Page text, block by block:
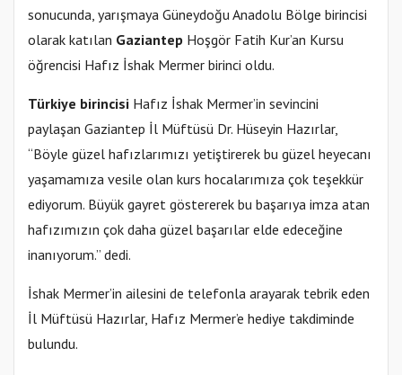
sonucunda, yarışmaya Güneydoğu Anadolu Bölge birincisi
olarak katılan Gaziantep Hoşgör Fatih Kur’an Kursu
öğrencisi Hafız İshak Mermer birinci oldu.
Türkiye birincisi Hafız İshak Mermer’in sevincini
paylaşan Gaziantep İl Müftüsü Dr. Hüseyin Hazırlar,
“Böyle güzel hafızlarımızı yetiştirerek bu güzel heyecanı
yaşamamıza vesile olan kurs hocalarımıza çok teşekkür
ediyorum. Büyük gayret göstererek bu başarıya imza atan
hafızımızın çok daha güzel başarılar elde edeceğine
inanıyorum.” dedi.
İshak Mermer’in ailesini de telefonla arayarak tebrik eden
İl Müftüsü Hazırlar, Hafız Mermer’e hediye takdiminde
bulundu.